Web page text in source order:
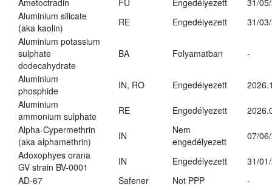
Ametoctradin
FU Engedélyezett
31/
Aluminium silicate
(aka kaolin)
RE Engedélyezett
31/
Aluminium potassium
sulphate
dodecahydrate
BA Folyamatban -
Aluminium
phosphide
IN, RO Engedélyezett
Aluminium
ammonium sulphate
RE Engedélyezett
Alpha-Cypermethrin
(aka alphamethrin)
IN
Nem
engedélyezett
07/
Adoxophyes orana
GV strain BV-0001
IN Engedélyezett
31/
AD-67
Safener Not PPP
-